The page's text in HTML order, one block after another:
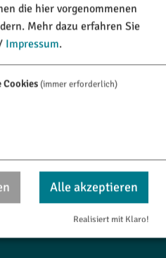
die hier vorgenommenen
Mehr dazu erfahren Sie
Impressum.
Cookies(immer erforderlich)
Alle akzeptieren
Realisiert mit Klaro!